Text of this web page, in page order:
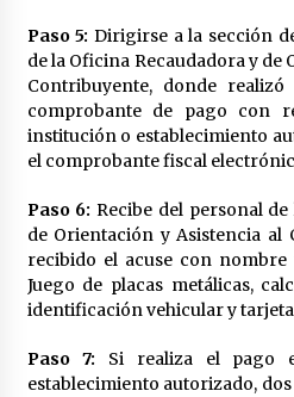
Paso 5: Dirigirse a la sección
de la Oficina Recaudadora y de
Contribuyente, donde
comprobante de pago con
institución o establecimiento
el comprobante fiscal
Paso 6: Recibe del personal
de Orientación y Asistencia
recibido el acuse con
Juego de placas metálicas,
identificación vehicular y
Paso 7: Si realiza el pago
establecimiento autorizado,